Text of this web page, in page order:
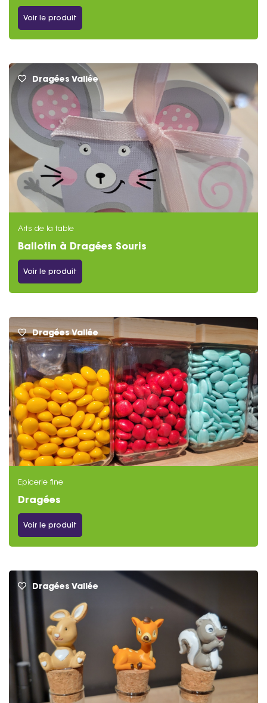
Voir le produit
Dragées Vallée
Arts de la table
Ballotin à Dragées Souris
Voir le produit
Dragées Vallée
Epicerie fine
Dragées
Voir le produit
Dragées Vallée